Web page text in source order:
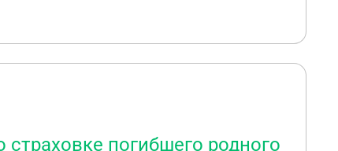
погибшего родного